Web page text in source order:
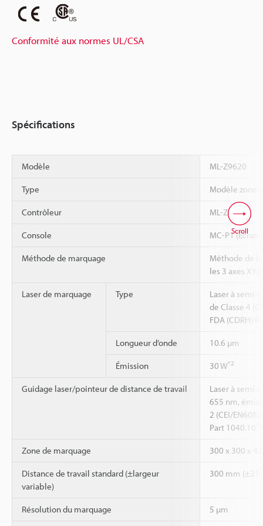
Conformité aux normes UL/CSA
Spécifications
Modèle ML-Z9620
Type Modèle zone
Contrôleur ML-Z9600
Console MC-P1
Méthode de marquage
Méthode de
les 3 axes XYZ
Laser de marquage Type
Laser à semi-
de Classe 4
FDA (CDRH)
Longueur d’onde 10.6 µm
Émission 30 W*2
Guidage laser/pointeur de distance de travail
Laser à semi-
655 nm,
2 (CEI/
Part 1040.10
Zone de marquage 300 x 300 x
Distance de travail standard (±largeur
variable)
300 mm (±21
Résolution du marquage 5 µm
Scroll